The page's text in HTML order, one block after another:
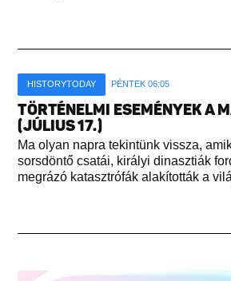
HISTORYTODAY PÉNTEK 06:05
TÖRTÉNELMI ESEMÉNYEK A
(JÚLIUS 17.)
Ma olyan napra tekintünk vissza,
sorsdöntő csatái, királyi dinasztiák
megrázó katasztrófák alakították a